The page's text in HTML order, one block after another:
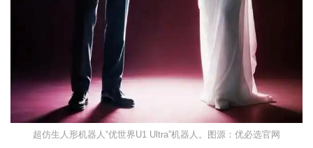
超仿生人形机器人“优世界U1 Ultra”机器人。图源：优必选官网